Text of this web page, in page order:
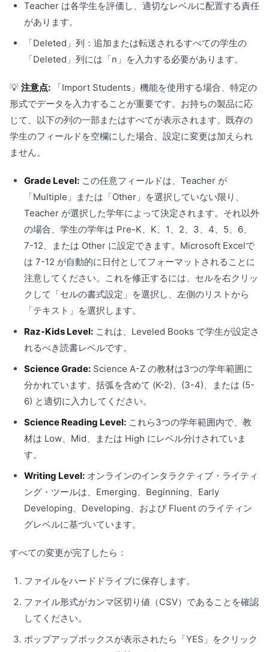
Teacher は各学生を評価し、適切なレベルに配置する責任
があります。
「Deleted」列：追加または転送されるすべての学生の
「Deleted」列には「n」を入力する必要があります。
💡 注意点: 「Import Students」機能を使用する場合、特定の
形式でデータを入力することが重要です。お持ちの製品に応
じて、以下の列の一部またはすべてが表示されます。既存の
学生のフィールドを空欄にした場合、設定に変更は加えられ
ません。
Grade Level: この任意フィールドは、Teacher が
「Multiple」または「Other」を選択していない限り、
Teacher が選択した学年によって決定されます。それ以外
の場合、学生の学年は Pre-K、K、1、2、3、4、5、6、
7-12、または Other に設定できます。Microsoft Excelで
は 7-12 が自動的に日付としてフォーマットされることに
注意してください。これを修正するには、セルを右クリッ
クして「セルの書式設定」を選択し、左側のリストから
「テキスト」を選択します。
Raz-Kids Level: これは、Leveled Books で学生が設定さ
れるべき読書レベルです。
Science Grade: Science A-Z の教材は3つの学年範囲に
分かれています。括弧を含めて (K-2)、(3-4)、または (5-
6) と適切に入力してください。
Science Reading Level: これら3つの学年範囲内で、教
材は Low、Mid、または High にレベル分けされていま
す。
Writing Level: オンラインのインタラクティブ・ライティ
ング・ツールは、Emerging、Beginning、Early
Developing、Developing、および Fluent のライティン
グレベルに基づいています。
すべての変更が完了したら：
ファイルをハードドライブに保存します。
ファイル形式がカンマ区切り値（CSV）であることを確認
してください。
ポップアップボックスが表示されたら「YES」をクリック